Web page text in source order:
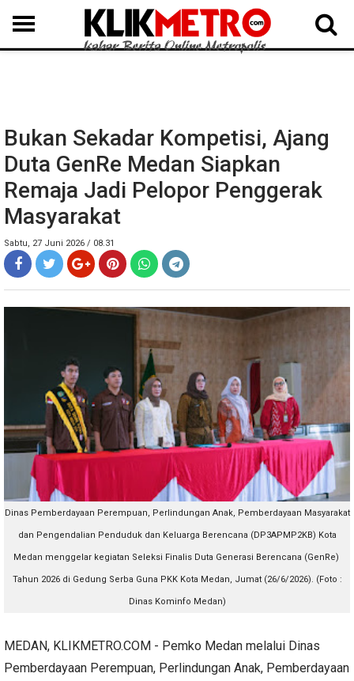
MEDAN LANGKAT DAIRI SAMOSIR TAPUT BATUBARA DELISERDANG
Bukan Sekadar Kompetisi, Ajang
Duta GenRe Medan Siapkan
Remaja Jadi Pelopor Penggerak
Masyarakat
Sabtu, 27 Juni 2026 / 08.31
Dinas Pemberdayaan Perempuan, Perlindungan Anak, Pemberdayaan Masyarakat
dan Pengendalian Penduduk dan Keluarga Berencana (DP3APMP2KB) Kota
Medan menggelar kegiatan Seleksi Finalis Duta Generasi Berencana (GenRe)
Tahun 2026 di Gedung Serba Guna PKK Kota Medan, Jumat (26/6/2026). (Foto :
Dinas Kominfo Medan)
MEDAN, KLIKMETRO.COM - Pemko Medan melalui Dinas
Pemberdayaan Perempuan, Perlindungan Anak, Pemberdayaan